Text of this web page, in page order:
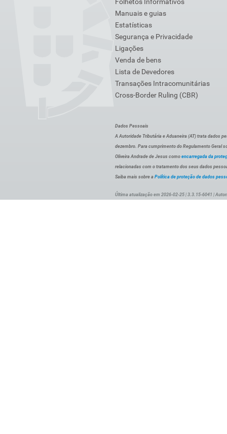
Manuais e guias
Estatísticas
Segurança e Privacidade
Ligações
Venda de bens
Lista de Devedores
Transações Intracomunitárias
Cross-Border Ruling (CBR)
Dados Pessoais
A Autoridade Tributária e Aduaneira (AT) trata dados
dezembro. Para cumprimento do Regulamento Geral
Oliveira Andrade de Jesus como encarregada da
relacionadas com o tratamento dos seus dados
Saiba mais sobre a Política de proteção de dados
Última atualização em 2026-02-25 | 3.3.15-6041 |